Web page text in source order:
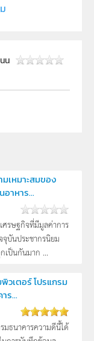
ขอนแก่น
.5, ม.6
น
เหมาะสมของ
อาหาร...
ศรษฐกิจที่มีมูลค่าการ
บันประชากรนิยม
เป็นกันมาก ...
วเตอร์ โปรแกรม
ร...
มธนาคารความดีนี้ได้